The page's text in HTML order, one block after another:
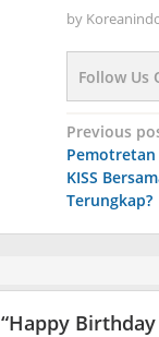
by
Follow Us
Post
Previous
Pemotretan
KISS
Terungkap?
Happy